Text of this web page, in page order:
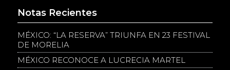
Notas Recientes
MÉXICO: “LA RESERVA” TRIUNFA EN 23 FESTIVAL
DE MORELIA
MÉXICO RECONOCE A LUCRECIA MARTEL